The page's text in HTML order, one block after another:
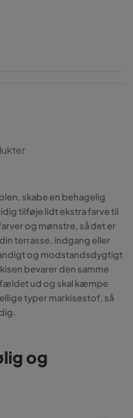
skabe en behagelig
tilføje lidt ekstra farve til
og mønstre, så det er
terrasse, indgang eller
og modstandsdygtigt
bevarer den samme
fældet ud og skal kæmpe
typer markisestof, så
og